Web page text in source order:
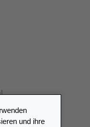
und ihre